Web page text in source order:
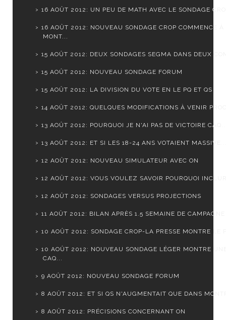
16 AOÛT 2012: UN PEU DE MATH AVEC LE SONDAGE
16 AOÛT 2012: NOUVEAU SONDAGE CROP COMMENCE À
MONT...
15 AOÛT 2012: DEUX SONDAGES SEGMA DANS DEUX
15 AOÛT 2012: NOUVEAU SONDAGE FORUM
15 AOÛT 2012: LA DIVISION DU VOTE EN LE PQ ET QS
14 AOÛT 2012: QUELQUES MODIFICATIONS À VENIR
13 AOÛT 2012: POURQUOI JE N'AI PAS DE VICTOIRE
13 AOÛT 2012: ET SI LES 18-24 ANS VOTAIENT
12 AOÛT 2012: NOUVEAU SIMULATEUR AVEC ON
12 AOÛT 2012: VOUS VOULEZ SAVOIR POURQUOI
12 AOÛT 2012: SONDAGES VERSUS PROJECTIONS
11 AOÛT 2012: BILAN APRÈS 1.5 SEMAINE DE CAMPAGNE
10 AOÛT 2012: SONDAGE CROP-LA PRESSE MONTRE LE
10 AOÛT 2012: NOUVEAU SONDAGE LÉGER MONTRE
CAQ...
9 AOÛT 2012: NOUVEAU SONDAGE FORUM
8 AOÛT 2012: ET SI QS N'AUGMENTAIT QUE DANS
8 AOÛT 2012: PRÉCISIONS CONCERNANT ON